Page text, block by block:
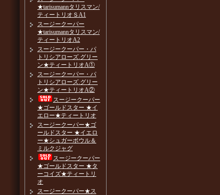
★tarisumannタリスマン/
ティートリオＳA1
スージークーパー
★tarisumannタリスマン/
ティートリオA2
スージークーパー・パ
トリシアローズ.グリー
ン★ティートリオA①
スージークーパー・パ
トリシアローズ.グリー
ン★ティートリオA②
スージークーパー
★ゴールドスター ★イ
エロー★ティートリオ
スージークーパー★ゴ
ールドスター ★イエロ
ー★シュガーボウル＆
ミルクジャグ
スージークーパー
★ゴールドスター ★タ
ーコイズ★ティートリ
オ
スージークーパー★ス